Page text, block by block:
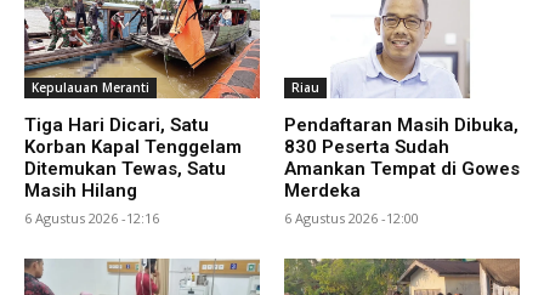
Kepulauan Meranti
Tiga Hari Dicari, Satu
Korban Kapal Tenggelam
Ditemukan Tewas, Satu
Masih Hilang
6 Agustus 2026 -12:16
Riau
Pendaftaran Masih Dibuka,
830 Peserta Sudah
Amankan Tempat di Gowes
Merdeka
6 Agustus 2026 -12:00